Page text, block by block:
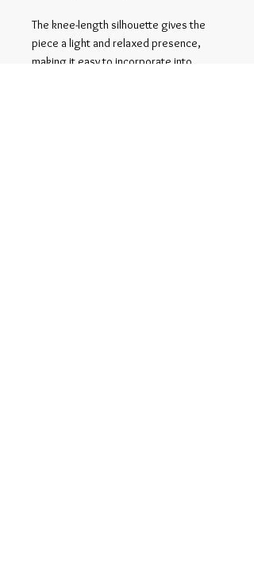
The knee-length silhouette gives the
piece a light and relaxed presence,
making it easy to incorporate into